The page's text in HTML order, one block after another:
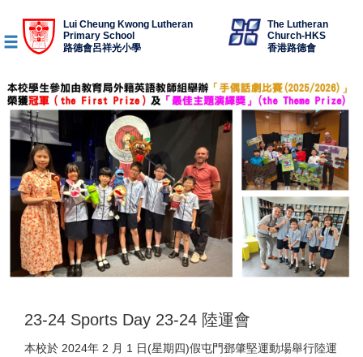
Lui Cheung Kwong Lutheran
Primary School
路德會呂祥光小學
The Lutheran
Church-HKS
香港路德會
23-24 Sports Day 23-24 陸運會
本校於 2024年 2 月 1 日(星期四)假屯門鄧肇堅運動場舉行陸運